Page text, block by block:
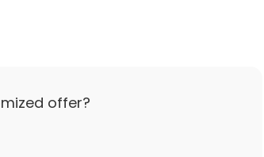
ja keston lisäksi henkilömäärä sekä
järjestää kokouksia, luentoja ja
offer?